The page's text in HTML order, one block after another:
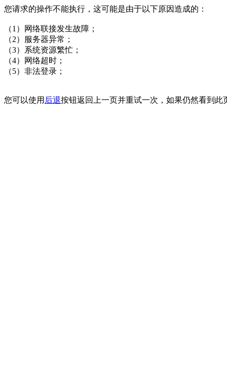
您请求的操作不能执行，这可能是由于以下原因造成的：
（1）网络联接发生故障；
（2）服务器异常；
（3）系统资源繁忙；
（4）网络超时；
（5）非法登录；
您可以使用 后退按钮返回上一页并重试一次，如果仍然看到此